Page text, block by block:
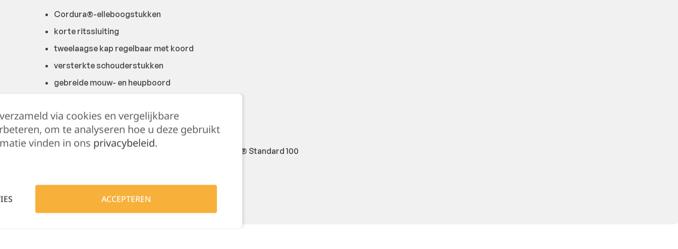
Cordura®-elleboogstukken
korte ritssluiting
tweelaagse kap regelbaar met koord
versterkte schouderstukken
gebreide mouw- en heupboord
stiksels in contrastkleur
geschikt voor borduurwerk en bedrukking
getest op schadelijke stoffen volgens OEKO-TEX® Standard 100
via cookies en vergelijkbare
om te analyseren hoe u deze gebruikt
vinden in ons privacybeleid.
ACCEPTEREN